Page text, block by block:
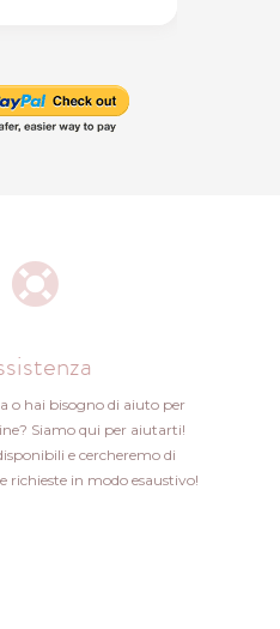
o hai bisogno di aiuto per
Siamo qui per aiutarti!
e cercheremo di
richieste in modo esaustivo!